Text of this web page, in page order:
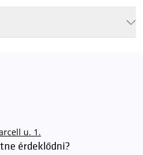
idővel érdemes kalkulálni. Ezt
közönségünknek, induljanak
és
nyitja.
akik egy aznapi fizetős
u. 1.
érdeklődni?